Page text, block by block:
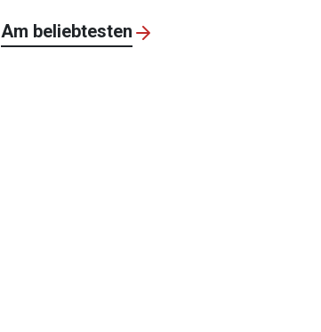
Generalsekretär und
Staatspräsident To Lam
Am beliebtesten